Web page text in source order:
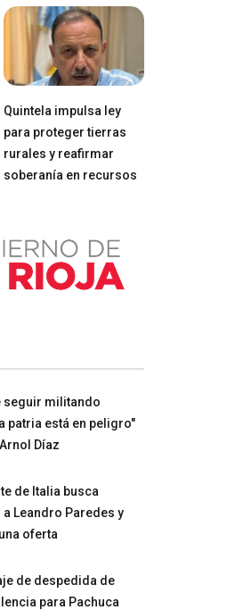
Quintela impulsa ley
para proteger tierras
rurales y reafirmar
soberanía en recursos
seguir militando
patria está en peligro"
Díaz
de Italia busca
Leandro Paredes y
oferta
de despedida de
para Pachuca